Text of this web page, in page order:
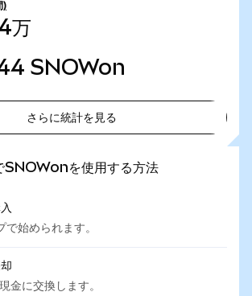
)
万
SNOWon
さらに統計を見る
を使用する方法
で始められます。
金に交換します。